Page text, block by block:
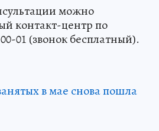
можно
контакт-центр по
01 (звонок бесплатный).
в мае снова пошла